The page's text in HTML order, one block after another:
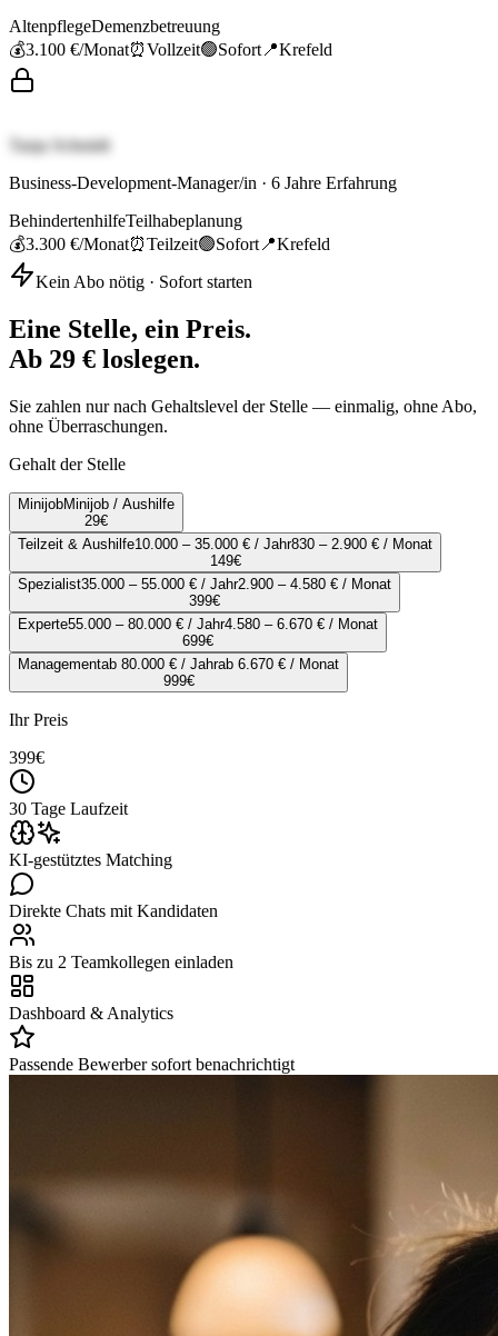
AltenpflegeDemenzbetreuung
💰3.100 €/Monat⏰Vollzeit🟢Sofort 📍Krefeld
Tanja Schmidt
Business-Development-Manager/in · 6 Jahre Erfahrung
BehindertenhilfeTeilhabeplanung
💰3.300 €/Monat⏰Teilzeit🟢Sofort 📍Krefeld
Kein Abo nötig · Sofort starten
Eine Stelle, ein Preis.
Ab 29 € loslegen.
Sie zahlen nur nach Gehaltslevel der Stelle — einmalig, ohne Abo,
ohne Überraschungen.
Gehalt der Stelle
MinijobMinijob / Aushilfe
29€
Teilzeit & Aushilfe10.000 – 35.000 € / Jahr830 – 2.900 € / Monat
149€
Spezialist35.000 – 55.000 € / Jahr2.900 – 4.580 € / Monat
399€
Experte55.000 – 80.000 € / Jahr4.580 – 6.670 € / Monat
699€
Managementab 80.000 € / Jahrab 6.670 € / Monat
999€
Ihr Preis
399€
30 Tage Laufzeit
KI-gestütztes Matching
Direkte Chats mit Kandidaten
Bis zu 2 Teamkollegen einladen
Dashboard & Analytics
Passende Bewerber sofort benachrichtigt